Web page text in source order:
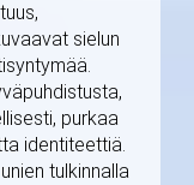
sielun
purkaa
identiteettiä.
tulkinnalla